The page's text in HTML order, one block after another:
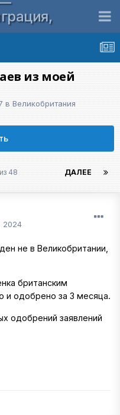
из моей
в Великобритания
ДАЛЕЕ
48
2024
не в Великобритании,
британским
и одобрено за 3 месяца.
одобрений заявлений